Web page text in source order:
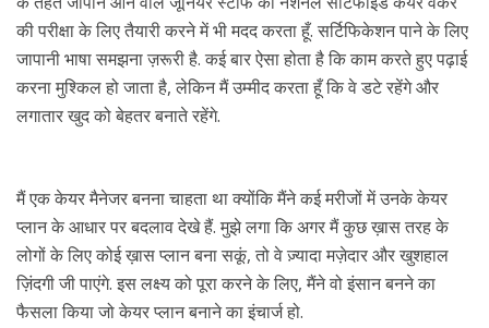
की परीक्षा के लिए तैयारी करने में भी मदद करता हूँ. सर्टिफिकेशन पाने के लिए
जापानी भाषा समझना ज़रूरी है. कई बार ऐसा होता है कि काम करते हुए पढ़ाई
करना मुश्किल हो जाता है, लेकिन मैं उम्मीद करता हूँ कि वे डटे रहेंगे और
लगातार खुद को बेहतर बनाते रहेंगे.
मैं एक केयर मैनेजर बनना चाहता था क्योंकि मैंने कई मरीजों में उनके केयर
प्लान के आधार पर बदलाव देखे हैं. मुझे लगा कि अगर मैं कुछ ख़ास तरह के
लोगों के लिए कोई ख़ास प्लान बना सकूं, तो वे ज़्यादा मज़ेदार और खुशहाल
ज़िंदगी जी पाएंगे. इस लक्ष्य को पूरा करने के लिए, मैंने वो इंसान बनने का
फैसला किया जो केयर प्लान बनाने का इंचार्ज हो.